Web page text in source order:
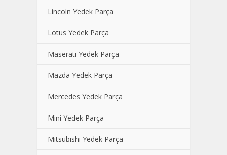
Lincoln Yedek Parça
Lotus Yedek Parça
Maserati Yedek Parça
Mazda Yedek Parça
Mercedes Yedek Parça
Mini Yedek Parça
Mitsubishi Yedek Parça